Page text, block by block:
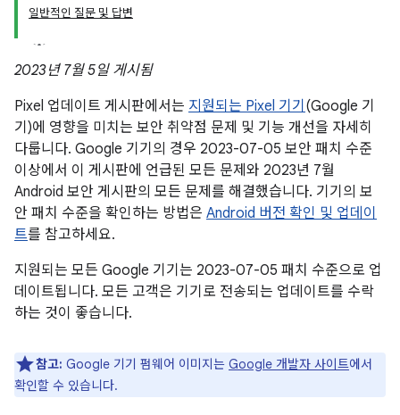
일반적인 질문 및 답변
2023년 7월 5일 게시됨
Pixel 업데이트 게시판에서는 지원되는 Pixel 기기 (Google 기
기)에 영향을 미치는 보안 취약점 문제 및 기능 개선을 자세히
다룹니다. Google 기기의 경우 2023-07-05 보안 패치 수준
이상에서 이 게시판에 언급된 모든 문제와 2023년 7월
Android 보안 게시판의 모든 문제를 해결했습니다. 기기의 보
안 패치 수준을 확인하는 방법은 Android 버전 확인 및 업데이
트를 참고하세요.
지원되는 모든 Google 기기는 2023-07-05 패치 수준으로 업
데이트됩니다. 모든 고객은 기기로 전송되는 업데이트를 수락
하는 것이 좋습니다.
참고: Google 기기 펌웨어 이미지는 Google 개발자 사이트에서
확인할 수 있습니다.